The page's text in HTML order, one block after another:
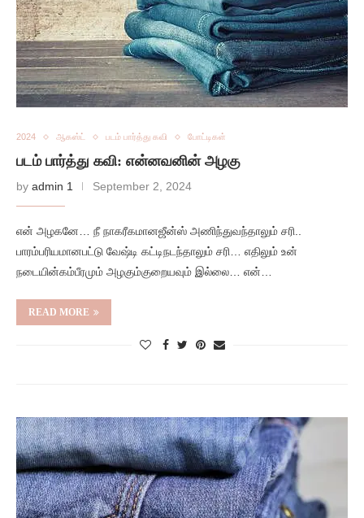
2024 ஆகஸ்ட் படம் பார்த்து கவி போட்டிகள்
படம் பார்த்து கவி: என்னவனின் அழகு
by admin 1 September 2, 2024
என் அழகனே… நீ நாகரீகமானஜீன்ஸ் அணிந்துவந்தாலும் சரி..
பாரம்பரியமானபட்டு வேஷ்டி கட்டிநடந்தாலும் சரி… எதிலும் உன்
நடையின்கம்பீரமும் அழகும்குறையவும் இல்லை… என்…
READ MORE